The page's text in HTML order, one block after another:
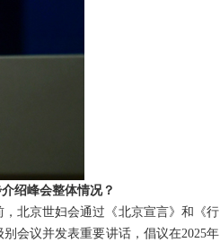
绍峰会整体情况？
北京世妇会通过《北京宣言》和《行
会议并发表重要讲话，倡议在2025年